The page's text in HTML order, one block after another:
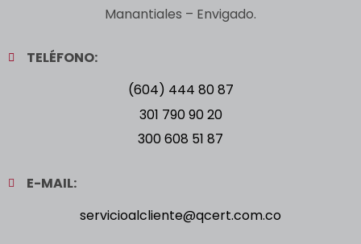
Manantiales – Envigado.
TELÉFONO:
(604) 444 80 87
301 790 90 20
300 608 51 87
E-MAIL:
servicioalcliente@qcert.com.co